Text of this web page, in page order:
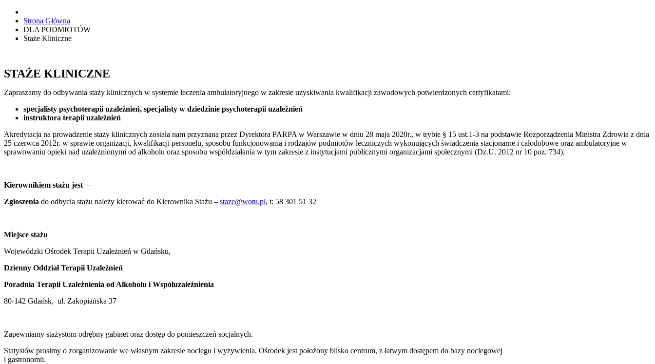
Strona Główna
DLA PODMIOTÓW
Staże Kliniczne
STAŻE KLINICZNE
Zapraszamy do odbywania staży klinicznych w systemie leczenia ambulatoryjnego w zakresie uzyskiwania kwalifikacji zawodowych potwierdzonych certyfikatami:
specjalisty psychoterapii uzależnień, specjalisty w dziedzinie psychoterapii uzależnień
instruktora terapii uzależnień
Akredytacja na prowadzenie staży klinicznych została nam przyznana przez Dyrektora PARPA w Warszawie w dniu 28 maja 2020r., w trybie § 15 ust.1-3 na podstawie Rozporządzenia Ministra Zdrowia z dnia
25 czerwca 2012r. w sprawie organizacji, kwalifikacji personelu, sposobu funkcjonowania i rodzajów podmiotów leczniczych wykonujących świadczenia stacjonarne i całodobowe oraz ambulatoryjne w
sprawowaniu opieki nad uzależnionymi od alkoholu oraz sposobu współdziałania w tym zakresie z instytucjami publicznymi organizacjami społecznymi (Dz.U. 2012 nr 10 poz. 734).
Kierownikiem stażu jest –
Zgłoszenia do odbycia stażu należy kierować do Kierownika Stażu – staze@wotu.pl, t: 58 301 51 32
Miejsce stażu
Wojewódzki Ośrodek Terapii Uzależnień w Gdańsku,
Dzienny Oddział Terapii Uzależnień
Poradnia Terapii Uzależnienia od Alkoholu i Współuzależnienia
80-142 Gdańsk, ul. Zakopiańska 37
Zapewniamy stażystom odrębny gabinet oraz dostęp do pomieszczeń socjalnych.
Statystów prosimy o zorganizowanie we własnym zakresie noclegu i wyżywienia. Ośrodek jest położony blisko centrum, z łatwym dostępem do bazy noclegowej
i gastronomii.